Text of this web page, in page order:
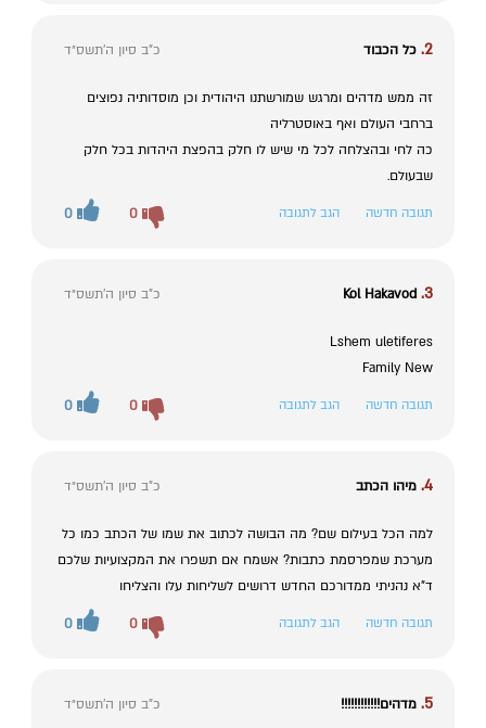
2. כל הכבוד כ"ב סיון ה׳תשס״ד
זה ממש מדהים ומרגש שמורשתנו היהודית וכן מוסדותיה נפוצים
ברחבי העולם ואף באוסטרליה
כה לחי ובהצלחה לכל מי שיש לו חלק בהפצת היהדות בכל חלק
שבעולם.
תגובה חדשה הגב לתגובה 0 0
3.
Kol Hakavod כ"ב סיון ה׳תשס״ד
Lshem uletiferes
Family New
תגובה חדשה הגב לתגובה 0 0
4. מיהו הכתב כ"ב סיון ה׳תשס״ד
למה הכל בעילום שם? מה הבושה לכתוב את שמו של הכתב כמו כל
מערכת שמפרסמת כתבות? אשמח אם תשפרו את המקצועיות שלכם
ד"א נהניתי ממדורכם החדש דרושים לשליחות עלו והצליחו
תגובה חדשה הגב לתגובה 0 0
5. מדהים!!!!!!!!!!!! כ"ב סיון ה׳תשס״ד